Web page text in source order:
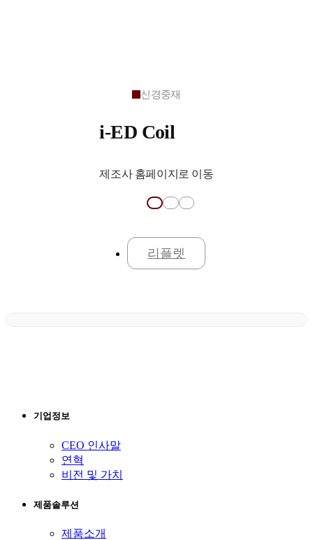
신경중재
i-ED Coil
제조사 홈페이지로 이동
리플렛
기업정보
CEO 인사말
연혁
비전 및 가치
제품솔루션
제품소개